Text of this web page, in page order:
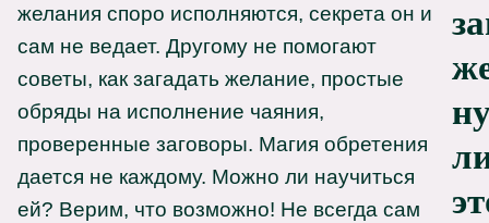
желания споро исполняются, секрета он и
сам не ведает. Другому не помогают
советы, как загадать желание, простые
обряды на исполнение чаяния,
проверенные заговоры. Магия обретения
дается не каждому. Можно ли научиться
ей? Верим, что возможно! Не всегда сам